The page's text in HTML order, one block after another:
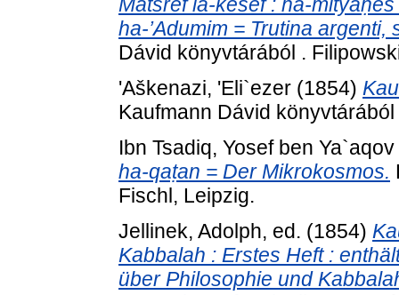
Matsref la-kesef : ha-mityaḥes
ha-’Adumim = Trutina
Dávid könyvtárából .
'Aškenazi, 'Eli`ezer (1854)
Kaufmann Dávid
Ibn Tsadiq, Yosef ben Ya`aqov
ha-qaṭan = Der Mikrokosmos.
Fischl, Leipzig.
Jellinek, Adolph, ed. (1854)
Kabbalah : Erstes Heft :
über Philosophie und